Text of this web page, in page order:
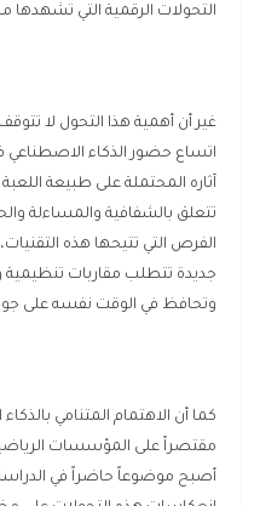
التحولات الرقمية التي تشهدها
غير أن أهمية هذا التحول لا
اتساع حضور الذكاء الاصطناعي
آثاره المحتملة على طبيعة
تتعلق بالشفافية والمساءلة
الفرص التي تتيحها هذه
جديدة تتطلب مقاربات تنظيمية
وتحافظ في الوقت نفسه على
كما أن الاهتمام المتنامي
مقتصراً على المؤسسات
أصبح موضوعاً حاضراً في الدراسات